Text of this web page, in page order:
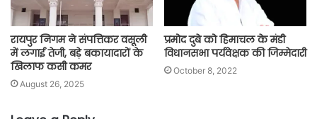
रायपुर निगम ने संपत्तिकर वसूली
में लगाई तेजी, बड़े बकायादारों के
खिलाफ कसी कमर
August 26, 2025
प्रमोद दुबे को हिमाचल के मंडी
विधानसभा पर्यवेक्षक की जिम्मेदारी
October 8, 2022